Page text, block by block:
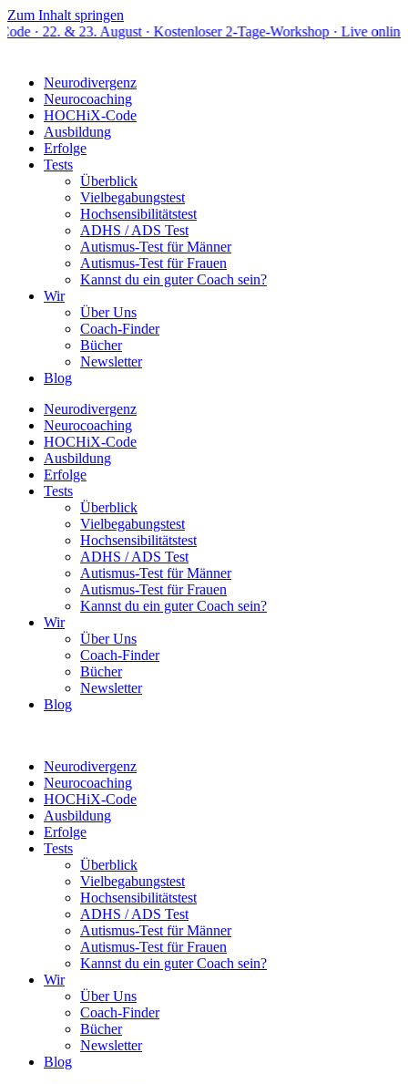
Zum Inhalt springen
August · Kostenloser 2-Tage-Workshop · Live online
Neurodivergenz
Neurocoaching
HOCHiX-Code
Ausbildung
Erfolge
Tests
Überblick
Vielbegabungstest
Hochsensibilitätstest
ADHS / ADS Test
Autismus-Test für Männer
Autismus-Test für Frauen
Kannst du ein guter Coach sein?
Wir
Über Uns
Coach-Finder
Bücher
Newsletter
Blog
Neurodivergenz
Neurocoaching
HOCHiX-Code
Ausbildung
Erfolge
Tests
Überblick
Vielbegabungstest
Hochsensibilitätstest
ADHS / ADS Test
Autismus-Test für Männer
Autismus-Test für Frauen
Kannst du ein guter Coach sein?
Wir
Über Uns
Coach-Finder
Bücher
Newsletter
Blog
Neurodivergenz
Neurocoaching
HOCHiX-Code
Ausbildung
Erfolge
Tests
Überblick
Vielbegabungstest
Hochsensibilitätstest
ADHS / ADS Test
Autismus-Test für Männer
Autismus-Test für Frauen
Kannst du ein guter Coach sein?
Wir
Über Uns
Coach-Finder
Bücher
Newsletter
Blog